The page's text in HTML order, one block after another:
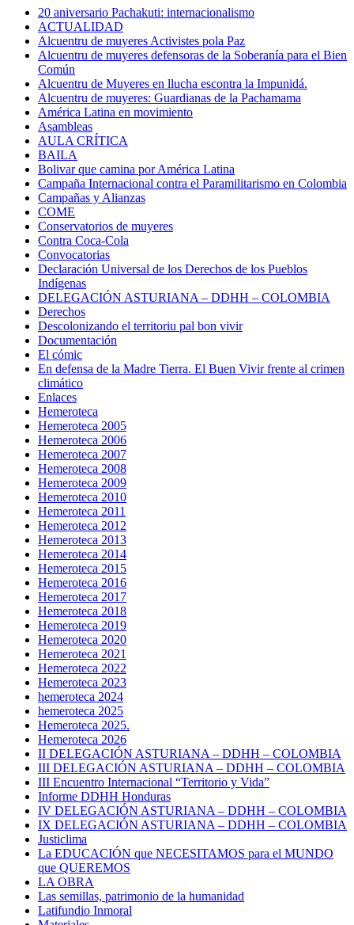
20 aniversario Pachakuti: internacionalismo
ACTUALIDAD
Alcuentru de muyeres Activistes pola Paz
Alcuentru de muyeres defensoras de la Soberanía para el Bien
Común
Alcuentru de Muyeres en llucha escontra la Impunidá.
Alcuentru de muyeres: Guardianas de la Pachamama
América Latina en movimiento
Asambleas
AULA CRÍTICA
BAILA
Bolivar que camina por América Latina
Campaña Internacional contra el Paramilitarismo en Colombia
Campañas y Alianzas
COME
Conservatorios de muyeres
Contra Coca-Cola
Convocatorias
Declaración Universal de los Derechos de los Pueblos
Indígenas
DELEGACIÓN ASTURIANA – DDHH – COLOMBIA
Derechos
Descolonizando el territoriu pal bon vivir
Documentación
El cómic
En defensa de la Madre Tierra. El Buen Vivir frente al crimen
climático
Enlaces
Hemeroteca
Hemeroteca 2005
Hemeroteca 2006
Hemeroteca 2007
Hemeroteca 2008
Hemeroteca 2009
Hemeroteca 2010
Hemeroteca 2011
Hemeroteca 2012
Hemeroteca 2013
Hemeroteca 2014
Hemeroteca 2015
Hemeroteca 2016
Hemeroteca 2017
Hemeroteca 2018
Hemeroteca 2019
Hemeroteca 2020
Hemeroteca 2021
Hemeroteca 2022
Hemeroteca 2023
hemeroteca 2024
hemeroteca 2025
Hemeroteca 2025.
Hemeroteca 2026
II DELEGACIÓN ASTURIANA – DDHH – COLOMBIA
III DELEGACIÓN ASTURIANA – DDHH – COLOMBIA
III Encuentro Internacional “Territorio y Vida”
Informe DDHH Honduras
IV DELEGACIÓN ASTURIANA – DDHH – COLOMBIA
IX DELEGACIÓN ASTURIANA – DDHH – COLOMBIA
Justiclima
La EDUCACIÓN que NECESITAMOS para el MUNDO
que QUEREMOS
LA OBRA
Las semillas, patrimonio de la humanidad
Latifundio Inmoral